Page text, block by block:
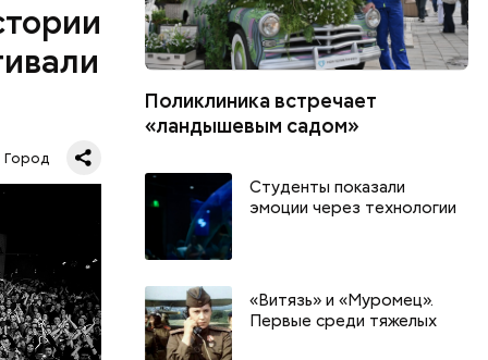
Город
и
Поликлиника встречает
«ландышевым садом»
Студенты показали
эмоции через технологии
«Витязь» и «Муромец».
Первые среди тяжелых